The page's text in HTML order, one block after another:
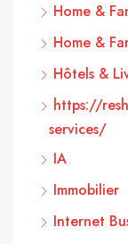
Home &
Home &
Hôtels &
https://
services/
IA
Immobilier
Internet